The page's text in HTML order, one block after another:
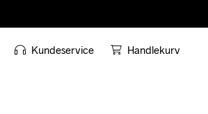
Kundeservice Handlekurv